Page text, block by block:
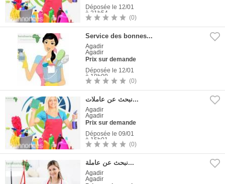
Déposée le 12/01
à 21h54
(0)
Service des bonnes...
Déposée le 12/01
à 19h09
Agadir
Agadir
Prix sur demande
(0)
نبحث عن عاملات...
Déposée le 09/01
à 15h01
Agadir
Agadir
Prix sur demande
(0)
نبحث عن عاملة...
Agadir
Agadir